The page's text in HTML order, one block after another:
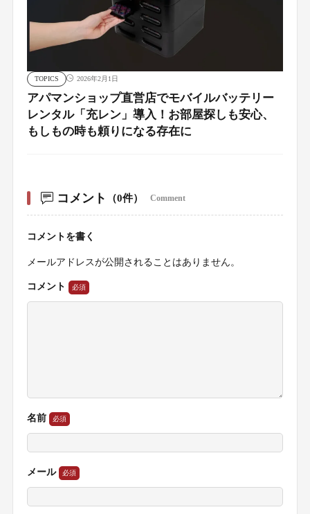
TOPICS 2026年2月1日
アパマンショップ直営店でモバイルバッテリー
レンタル「充レン」導入！お部屋探しも安心、
もしもの時も頼りになる存在に
コメント （0件） Comment
コメントを書く
メールアドレスが公開されることはありません。
コメント
名前
メール